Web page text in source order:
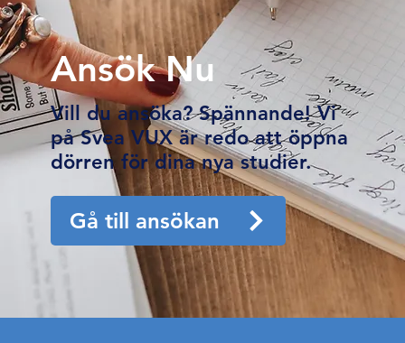
Ansök Nu
Vill du ansöka? Spännande! Vi
på Svea VUX är redo att öppna
dörren för dina nya studier.
Gå till ansökan